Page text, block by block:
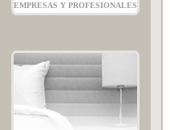
EMPRESAS Y PROFESIONALES